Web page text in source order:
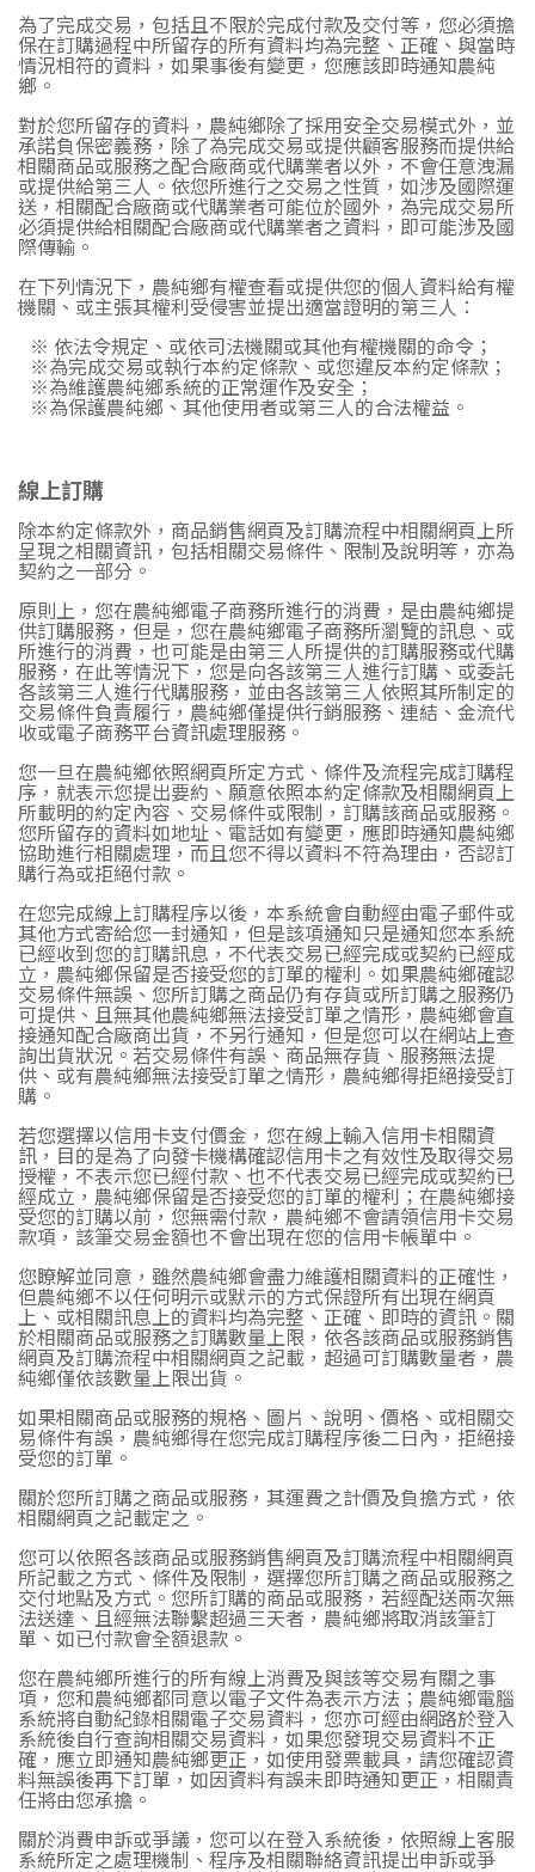
為了完成交易，包括且不限於完成付款及交付等，您必須擔
保在訂購過程中所留存的所有資料均為完整、正確、與當時
情況相符的資料，如果事後有變更，您應該即時通知農純
鄉。
對於您所留存的資料，農純鄉除了採用安全交易模式外，並
承諾負保密義務，除了為完成交易或提供顧客服務而提供給
相關商品或服務之配合廠商或代購業者以外，不會任意洩漏
或提供給第三人。依您所進行之交易之性質，如涉及國際運
送，相關配合廠商或代購業者可能位於國外，為完成交易所
必須提供給相關配合廠商或代購業者之資料，即可能涉及國
際傳輸。
在下列情況下，農純鄉有權查看或提供您的個人資料給有權
機關、或主張其權利受侵害並提出適當證明的第三人：
※ 依法令規定、或依司法機關或其他有權機關的命令；
※為完成交易或執行本約定條款、或您違反本約定條款；
※為維護農純鄉系統的正常運作及安全；
※為保護農純鄉、其他使用者或第三人的合法權益。
線上訂購
除本約定條款外，商品銷售網頁及訂購流程中相關網頁上所
呈現之相關資訊，包括相關交易條件、限制及說明等，亦為
契約之一部分。
原則上，您在農純鄉電子商務所進行的消費，是由農純鄉提
供訂購服務，但是，您在農純鄉電子商務所瀏覽的訊息、或
所進行的消費，也可能是由第三人所提供的訂購服務或代購
服務，在此等情況下，您是向各該第三人進行訂購、或委託
各該第三人進行代購服務，並由各該第三人依照其所制定的
交易條件負責履行，農純鄉僅提供行銷服務、連結、金流代
收或電子商務平台資訊處理服務。
您一旦在農純鄉依照網頁所定方式、條件及流程完成訂購程
序，就表示您提出要約、願意依照本約定條款及相關網頁上
所載明的約定內容、交易條件或限制，訂購該商品或服務。
您所留存的資料如地址、電話如有變更，應即時通知農純鄉
協助進行相關處理，而且您不得以資料不符為理由，否認訂
購行為或拒絕付款。
在您完成線上訂購程序以後，本系統會自動經由電子郵件或
其他方式寄給您一封通知，但是該項通知只是通知您本系統
已經收到您的訂購訊息，不代表交易已經完成或契約已經成
立，農純鄉保留是否接受您的訂單的權利。如果農純鄉確認
交易條件無誤、您所訂購之商品仍有存貨或所訂購之服務仍
可提供、且無其他農純鄉無法接受訂單之情形，農純鄉會直
接通知配合廠商出貨，不另行通知，但是您可以在網站上查
詢出貨狀況。若交易條件有誤、商品無存貨、服務無法提
供、或有農純鄉無法接受訂單之情形，農純鄉得拒絕接受訂
購。
若您選擇以信用卡支付價金，您在線上輸入信用卡相關資
訊，目的是為了向發卡機構確認信用卡之有效性及取得交易
授權，不表示您已經付款、也不代表交易已經完成或契約已
經成立，農純鄉保留是否接受您的訂單的權利；在農純鄉接
受您的訂購以前，您無需付款，農純鄉不會請領信用卡交易
款項，該筆交易金額也不會出現在您的信用卡帳單中。
您瞭解並同意，雖然農純鄉會盡力維護相關資料的正確性，
但農純鄉不以任何明示或默示的方式保證所有出現在網頁
上、或相關訊息上的資料均為完整、正確、即時的資訊。關
於相關商品或服務之訂購數量上限，依各該商品或服務銷售
網頁及訂購流程中相關網頁之記載，超過可訂購數量者，農
純鄉僅依該數量上限出貨。
如果相關商品或服務的規格、圖片、說明、價格、或相關交
易條件有誤，農純鄉得在您完成訂購程序後二日內，拒絕接
受您的訂單。
關於您所訂購之商品或服務，其運費之計價及負擔方式，依
相關網頁之記載定之。
您可以依照各該商品或服務銷售網頁及訂購流程中相關網頁
所記載之方式、條件及限制，選擇您所訂購之商品或服務之
交付地點及方式。您所訂購的商品或服務，若經配送兩次無
法送達、且經無法聯繫超過三天者，農純鄉將取消該筆訂
單、如已付款會全額退款。
您在農純鄉所進行的所有線上消費及與該等交易有關之事
項，您和農純鄉都同意以電子文件為表示方法；農純鄉電腦
系統將自動紀錄相關電子交易資料，您亦可經由網路於登入
系統後自行查詢相關交易資料，如果您發現交易資料不正
確，應立即通知農純鄉更正，如使用發票載具，請您確認資
料無誤後再下訂單，如因資料有誤未即時通知更正，相關責
任將由您承擔。
關於消費申訴或爭議，您可以在登入系統後，依照線上客服
系統所定之處理機制、程序及相關聯絡資訊提出申訴或爭